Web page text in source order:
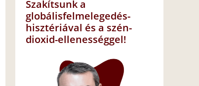
Szakítsunk a
globálisfelmelegedés-
hisztériával és a szén-
dioxid-ellenességgel!